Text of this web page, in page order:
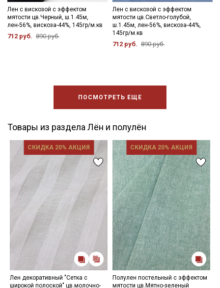
Лен с вискозой с эффектом
мятости цв.Черный, ш.1.45м,
лен-56%, вискоза-44%, 145гр/м.кв
712 руб. 890 руб.
Лен с вискозой с эффектом
мятости цв.Светло-голубой,
ш.1.45м, лен-56%, вискоза-44%,
145гр/м.кв
712 руб. 890 руб.
ПОСМОТРЕТЬ ЕЩЕ
Товары из раздела Лён и полулён
СКИДКА 20% АКЦИЯ
Лен декоративный "Сетка с
широкой полоской" цв.молочно-
СКИДКА 20% АКЦИЯ
Полулен постельный с эффектом
мятости цв.Мятно-зеленый